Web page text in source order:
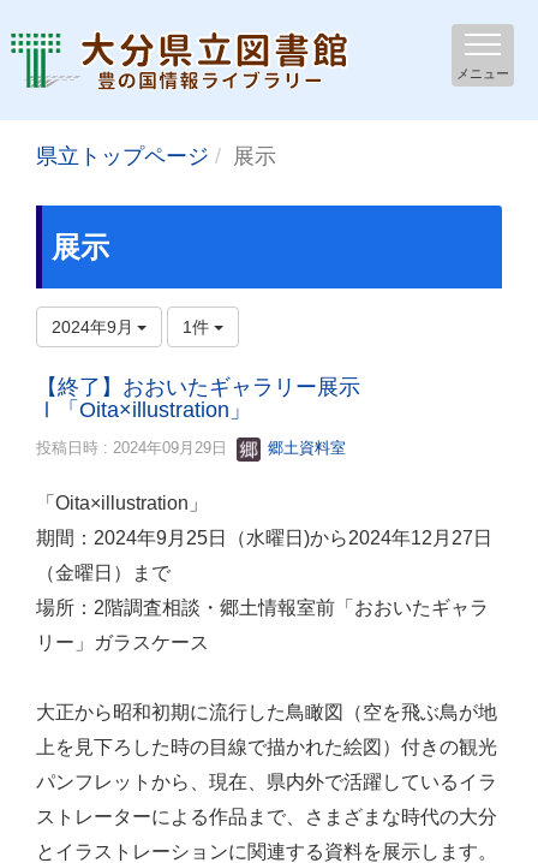
メニュー
県立トップページ 展示
展示
2024年9月 1件
【終了】おおいたギャラリー展示
Ⅰ「Oita×illustration」
投稿日時 : 2024年09月29日 郷土資料室
「Oita×illustration」
期間：2024年9月25日（水曜日)から2024年12月27日
（金曜日）まで
場所：2階調査相談・郷土情報室前「おおいたギャラ
リー」ガラスケース
大正から昭和初期に流行した鳥瞰図（空を飛ぶ鳥が地
上を見下ろした時の目線で描かれた絵図）付きの観光
パンフレットから、現在、県内外で活躍しているイラ
ストレーターによる作品まで、さまざまな時代の大分
とイラストレーションに関連する資料を展示します。